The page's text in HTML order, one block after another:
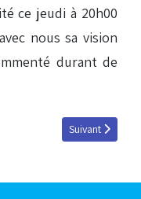
ce jeudi à 20h00
nous sa vision
durant de
a été ma famille durant
Article suivant
Suivant